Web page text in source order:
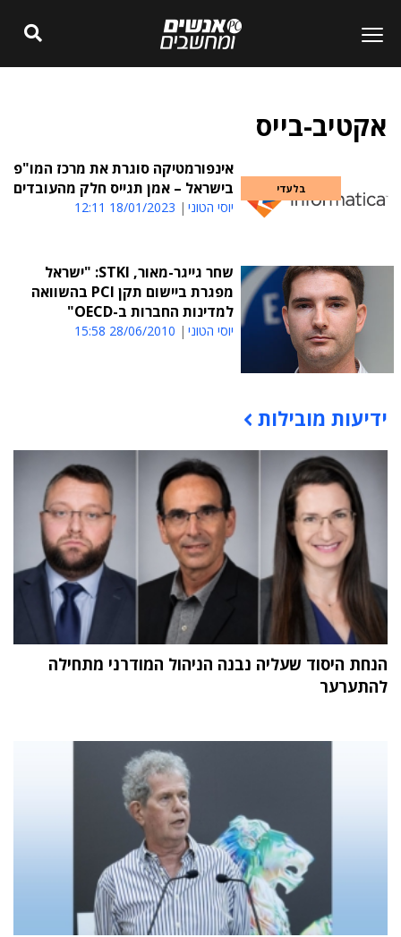
אקטיב-בייס
בלעדי
אינפורמטיקה סוגרת את מרכז המו"פ
בישראל – אמן תגייס חלק מהעובדים
יוסי הטוני 18/01/2023 12:11
שחר גייגר-מאור, STKI: "ישראל
מפגרת ביישום תקן PCI בהשוואה
למדינות החברות ב-OECD"
יוסי הטוני 28/06/2010 15:58
תוכן פרסומי
ידיעות מובילות
הנחת היסוד שעליה נבנה הניהול המודרני מתחילה
להתערער